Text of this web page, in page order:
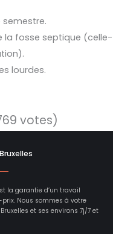
la fosse septique (celle-
lourdes.
votes)
la garantie d’un travail
Nous sommes à votre
et ses environs 7j/7 et